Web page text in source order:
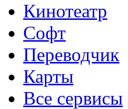
Кинотеатр
Софт
Переводчик
Карты
Все сервисы